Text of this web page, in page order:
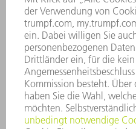
Wie KI bei der
Achsdiagnose
unterstützt